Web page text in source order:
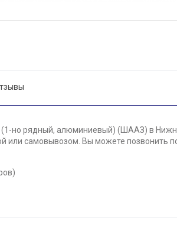
(1-но рядный, алюминиевый) (ШААЗ) в
или самовывозом. Вы можете позвонить